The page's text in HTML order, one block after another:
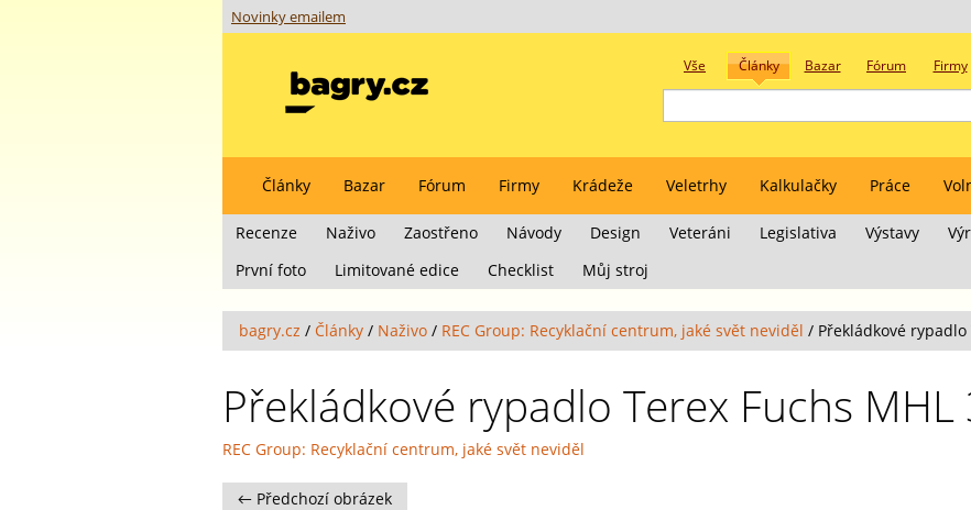
Novinky emailem
Vše Články Bazar Fórum Firmy
Články Bazar Fórum Firmy Krádeže Veletrhy Kalkulačky Práce
Recenze Naživo Zaostřeno Návody Design Veteráni Legislativa Výstavy
První foto
Limitované edice Checklist Můj stroj
bagry.cz / Články / Naživo / REC Group: Recyklační centrum, jaké svět neviděl / Překládkové
Překládkové rypadlo Terex Fuchs MHL
REC Group: Recyklační centrum, jaké svět neviděl
← Předchozí obrázek